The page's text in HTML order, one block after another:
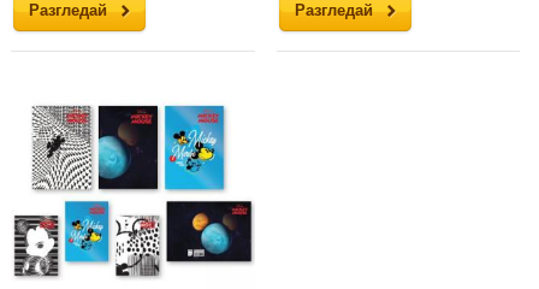
Разгледай Разгледай